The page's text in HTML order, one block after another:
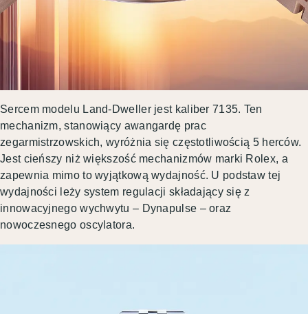
Sercem modelu Land-Dweller jest kaliber 7135. Ten
mechanizm, stanowiący awangardę prac
zegarmistrzowskich, wyróżnia się częstotliwością 5 herców.
Jest cieńszy niż większość mechanizmów marki Rolex, a
zapewnia mimo to wyjątkową wydajność. U podstaw tej
wydajności leży system regulacji składający się z
innowacyjnego wychwytu – Dynapulse – oraz
nowoczesnego oscylatora.